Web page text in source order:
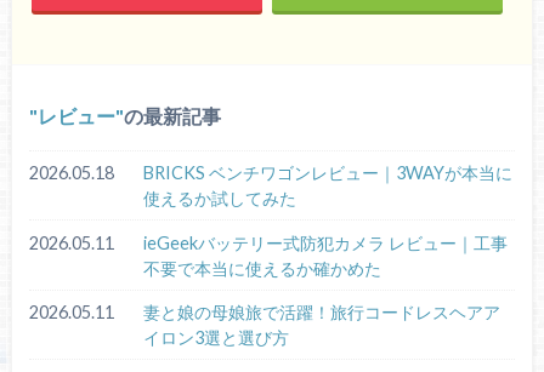
レビュー の最新記事
2026.05.18
BRICKS ベンチワゴンレビュー｜3WAYが本当に
使えるか試してみた
2026.05.11
ieGeekバッテリー式防犯カメラ レビュー｜工事
不要で本当に使えるか確かめた
2026.05.11
妻と娘の母娘旅で活躍！旅行コードレスヘアア
イロン3選と選び方